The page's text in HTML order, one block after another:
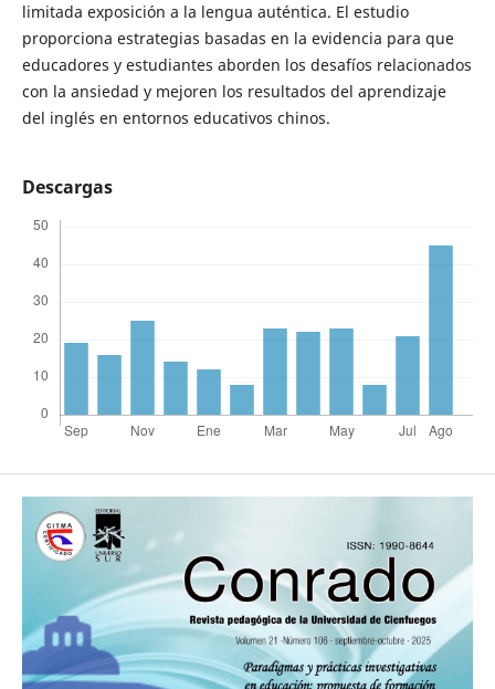
limitada exposición a la lengua auténtica. El estudio
proporciona estrategias basadas en la evidencia para que
educadores y estudiantes aborden los desafíos relacionados
con la ansiedad y mejoren los resultados del aprendizaje
del inglés en entornos educativos chinos.
Descargas